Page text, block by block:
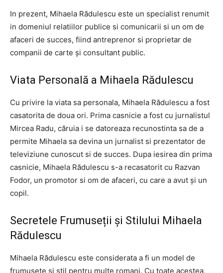
In prezent, Mihaela Rădulescu este un specialist renumit
in domeniul relatiilor publice si comunicarii si un om de
afaceri de succes, fiind antreprenor si proprietar de
companii de carte și consultant public.
Viata Personală a Mihaela Rădulescu
Cu privire la viata sa personala, Mihaela Rădulescu a fost
casatorita de doua ori. Prima casnicie a fost cu jurnalistul
Mircea Radu, căruia i se datoreaza recunostinta sa de a
permite Mihaela sa devina un jurnalist si prezentator de
televiziune cunoscut si de succes. Dupa iesirea din prima
casnicie, Mihaela Rădulescu s-a recasatorit cu Razvan
Fodor, un promotor si om de afaceri, cu care a avut și un
copil.
Secretele Frumuseții și Stilului Mihaela
Rădulescu
Mihaela Rădulescu este considerata a fi un model de
frumusete si stil pentru multe romani. Cu toate acestea,